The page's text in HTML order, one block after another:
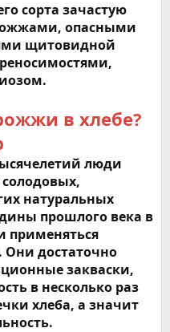
сорта зачастую
опасными
щитовидной
в хлебе?
люди
натуральных
прошлого века в
применяться
достаточно
закваски,
в несколько раз
хлеба, а значит